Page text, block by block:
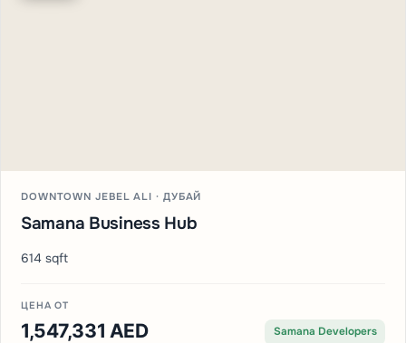
DOWNTOWN JEBEL ALI · ДУБАЙ
Samana Business Hub
614 sqft
ЦЕНА ОТ
1,547,331 AED Samana Developers